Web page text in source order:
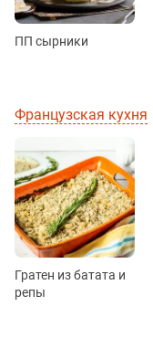
ПП сырники
Французская кухня
Гратен из батата и
репы